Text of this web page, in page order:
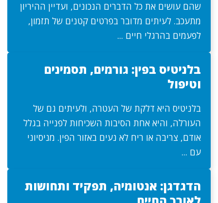
שהם עושים את כל הדברים הנכונים, ועדיין ההיריון
מתעכב. לעיתים מדובר בפרטים קטנים של תזמון,
לפעמים בהרגלי חיים ...
בלניטיס בפין: גורמים, תסמינים
וטיפול
בלניטיס היא דלקת של העטרה, ולעיתים גם של
העורלה, והיא אחת הסיבות השכיחות לפנייה בגלל
אודם, צריבה או ריח לא נעים באזור הפין. מניסיוני
עם ...
הדגדגן: אנטומיה, תפקיד ותחושות